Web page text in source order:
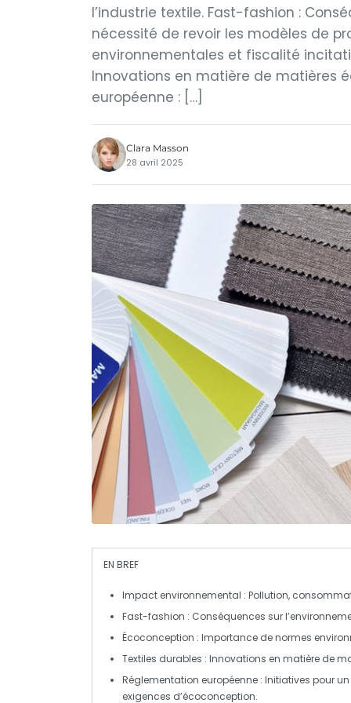
l’industrie textile. Fast-fashion :
nécessité de revoir les modèles de
environnementales et fiscalité
Innovations en matière de matières
européenne : […]
Clara Masson
28 avril 2025
EN BREF
Impact environnemental : Pollution,
Fast-fashion : Conséquences sur
Écoconception : Importance de normes
Textiles durables : Innovations en matière de
Réglementation européenne : Initiatives pour
exigences d’écoconception.